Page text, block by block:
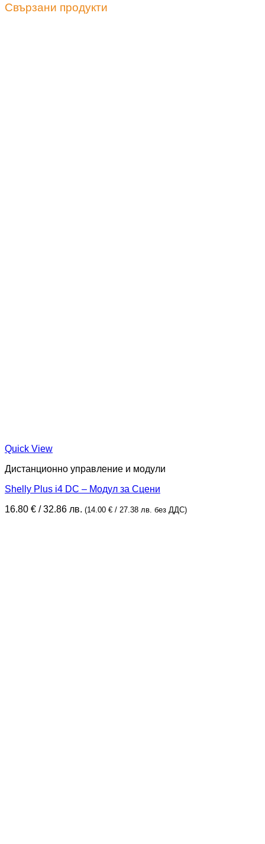
Свързани продукти
Quick View
Дистанционно управление и модули
Shelly Plus i4 DC – Модул за Сцени
16.80 € / 32.86 лв. (14.00 € / 27.38 лв. без ДДС)